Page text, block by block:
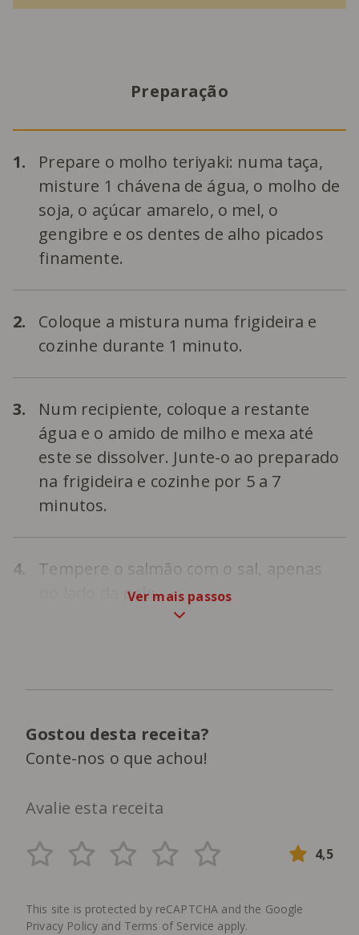
Preparação
1.
Prepare o molho teriyaki: numa taça,
misture 1 chávena de água, o molho de
soja, o açúcar amarelo, o mel, o
gengibre e os dentes de alho picados
finamente.
2.
Coloque a mistura numa frigideira e
cozinhe durante 1 minuto.
3.
Num recipiente, coloque a restante
água e o amido de milho e mexa até
este se dissolver. Junte-o ao preparado
na frigideira e cozinhe por 5 a 7
minutos.
4.
Tempere o salmão com o sal, apenas
no lado da pele.Ver mais passos
Gostou desta receita?
Conte-nos o que achou!
Avalie esta receita
4,5
This site is protected by reCAPTCHA and the Google
Privacy Policy and Terms of Service apply.